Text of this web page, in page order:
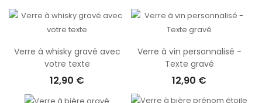
Verre à whisky gravé avec
votre texte
12,90 €
Verre à vin personnalisé -
Texte gravé
12,90 €